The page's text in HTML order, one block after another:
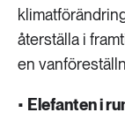
återställa i
en
• Elefanten i